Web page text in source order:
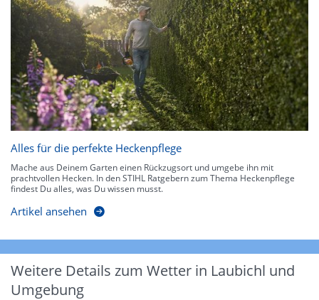
Alles für die perfekte Heckenpflege
Mache aus Deinem Garten einen Rückzugsort und umgebe ihn mit
prachtvollen Hecken. In den STIHL Ratgebern zum Thema Heckenpflege
findest Du alles, was Du wissen musst.
Artikel ansehen
Weitere Details zum Wetter in Laubichl und
Umgebung